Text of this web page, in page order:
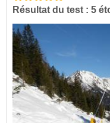
Résultat du test : 5